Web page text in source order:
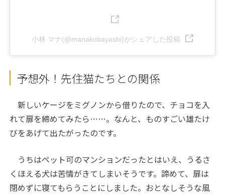
小林 マナ(@manakobayashi)がシェアした投稿
予想外！先住猫たちとの関係
新しいケージをミグノンから借りたので、チョコを入
れて扉を締めてみたら……。なんと、ものすごい雄たけ
びをあげて出たがったのです。
うちはペット可のマンションだったとはいえ、うるさ
くほえる犬は苦情がきてしまいそうです。諦めて、扉は
閉めずに寝てもらうことにしました。おとなしそうな風